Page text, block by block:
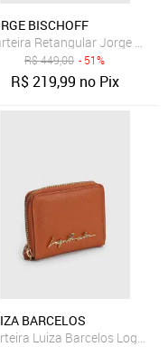
Caramelo
BISCHOFF
Retangular Jorge
R$449,00 - 51%
R$219,99 no Pix
BARCELOS
Luiza Barcelos Logo